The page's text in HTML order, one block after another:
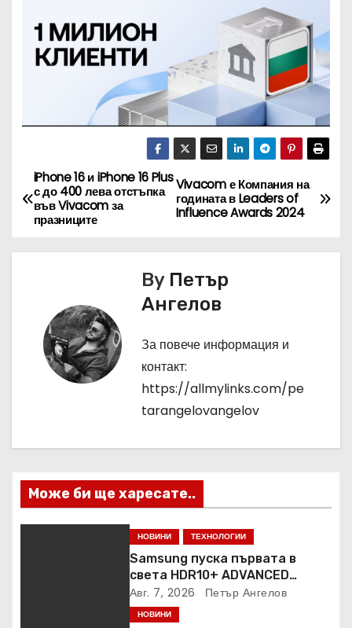
Н
а
в
я
Vivacom е Компания на
годината в Leaders of
Influence Awards 2024
iPhone 16 и iPhone 16 Plus
с до 400 лева отстъпка
във Vivacom за
празниците
By Петър
Ангелов
За повече информация и
контакт:
https://allmylinks.com/pe
tarangelovangelov
Може би ще харесате..
НОВИНИ ТЕХНОЛОГИИ
Samsung пуска първата в
света HDR10+ ADVANCED
стрийминг услуга в Prime
Video
Авг. 7, 2026 Петър Ангелов
НОВИНИ